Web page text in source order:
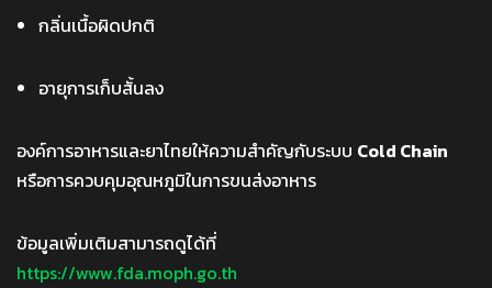
กลิ่นเนื้อผิดปกติ
อายุการเก็บสั้นลง
องค์การอาหารและยาไทยให้ความสำคัญกับระบบ Cold Chain
หรือการควบคุมอุณหภูมิในการขนส่งอาหาร
ข้อมูลเพิ่มเติมสามารถดูได้ที่
https://www.fda.moph.go.th